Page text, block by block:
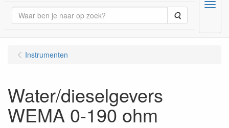
Zoeken
Menu
Instrumenten
Water/dieselgevers
WEMA 0-190 ohm